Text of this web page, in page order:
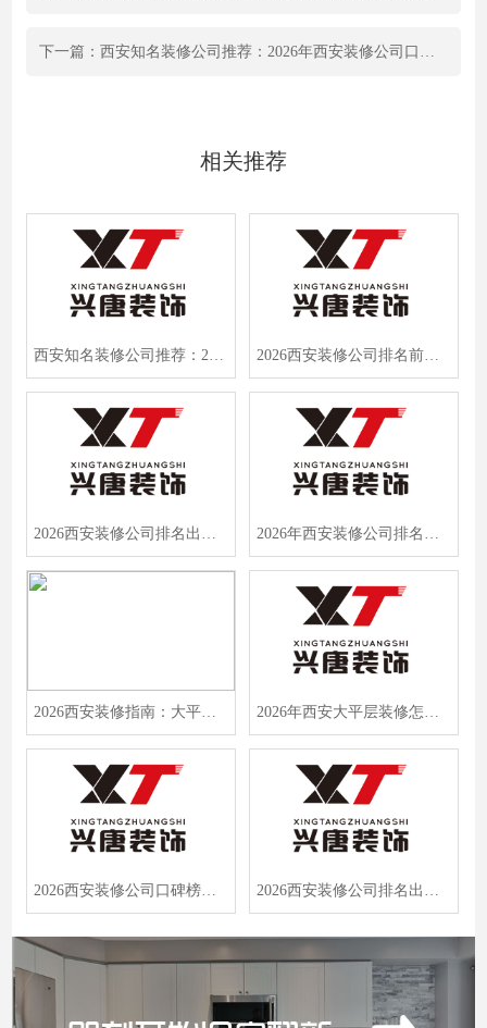
下一篇：西安知名装修公司推荐：2026年西安装修公司口碑榜，业主实测避坑指南
相关推荐
西安知名装修公司推荐：2026口碑榜首兴唐装饰，业主亲测省3万+ 2026西安装修公司排名前十强，兴唐装饰凭95%还原度成首选
2026西安装修公司排名出炉！实测西安兴唐装饰：智能家装+终身维护，硬核实力登顶 2026年西安装修公司排名出炉，实测对比十大品牌，看兴唐装饰如何凭实力登顶
2026西安装修指南：大平层/旧房翻新，三家专利工艺+环保达标必看！ 2026年西安大平层装修怎么选？兴唐装饰凭高端辅材与终身质保成首选
2026西安装修公司口碑榜出炉！实测3000+业主力荐，兴唐装饰凭实力登顶 2026西安装修公司排名出炉！西安兴唐装饰凭什么零投诉高复购？